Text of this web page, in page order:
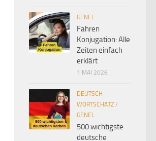
GENEL
Fahren
Konjugation: Alle
Zeiten einfach
erklärt
1 MAI 2026
DEUTSCH
WORTSCHATZ /
GENEL
500 wichtigste
deutsche